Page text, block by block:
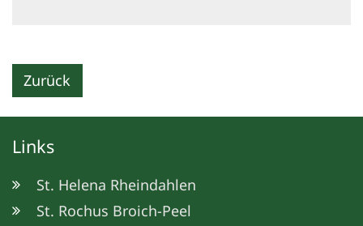
Zurück
Links
St. Helena Rheindahlen
St. Rochus Broich-Peel